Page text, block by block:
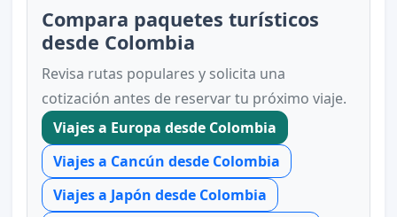
Compara paquetes turísticos
desde Colombia
Revisa rutas populares y solicita una
cotización antes de reservar tu próximo viaje.
Viajes a Europa desde Colombia
Viajes a Cancún desde Colombia
Viajes a Japón desde Colombia